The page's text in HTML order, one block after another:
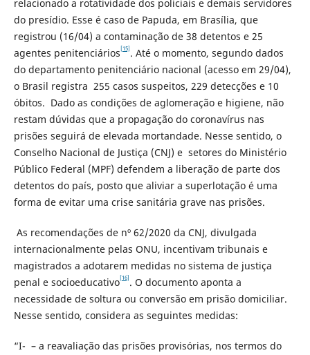
relacionado a rotatividade dos policiais e demais servidores
do presídio. Esse é caso de Papuda, em Brasília, que
registrou (16/04) a contaminação de 38 detentos e 25
agentes penitenciários [15] . Até o momento, segundo dados
do departamento penitenciário nacional (acesso em 29/04),
o Brasil registra 255 casos suspeitos, 229 detecções e 10
óbitos. Dado as condições de aglomeração e higiene, não
restam dúvidas que a propagação do coronavírus nas
prisões seguirá de elevada mortandade. Nesse sentido, o
Conselho Nacional de Justiça (CNJ) e setores do Ministério
Público Federal (MPF) defendem a liberação de parte dos
detentos do país, posto que aliviar a superlotação é uma
forma de evitar uma crise sanitária grave nas prisões.
As recomendações de nº 62/2020 da CNJ, divulgada
internacionalmente pelas ONU, incentivam tribunais e
magistrados a adotarem medidas no sistema de justiça
penal e socioeducativo[16] . O documento aponta a
necessidade de soltura ou conversão em prisão domiciliar.
Nesse sentido, considera as seguintes medidas:
“I- – a reavaliação das prisões provisórias, nos termos do